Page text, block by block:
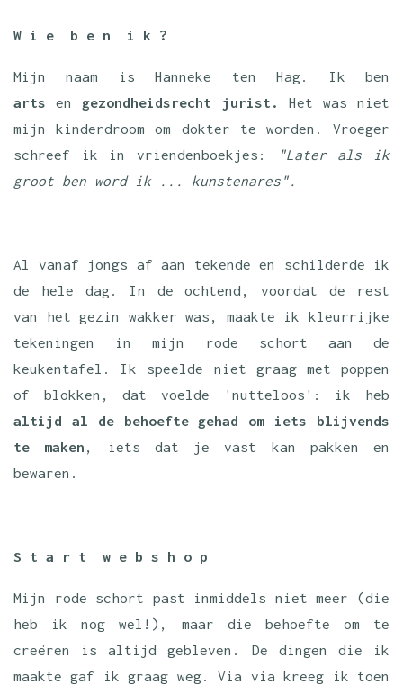
W i e b e n i k ?
Mijn naam is Hanneke ten Hag. Ik ben
artsen gezondheidsrecht jurist.
Het was niet
mijn kinderdroom om dokter te worden. Vroeger
schreef ik in vriendenboekjes:
"Later als ik
groot ben word ik ... kunstenares".
Al vanaf jongs af aan tekende en schilderde ik
de hele dag. In de ochtend, voordat de rest
van het gezin wakker was, maakte ik kleurrijke
tekeningen in mijn rode schort aan de
keukentafel. Ik speelde niet graag met poppen
of blokken, dat voelde 'nutteloos': ik heb
altijd al de behoefte gehad om iets blijvends
te maken , iets dat je vast kan pakken en
bewaren.
S t a r t w e b s h o p
Mijn rode schort past inmiddels niet meer (die
heb ik nog wel!), maar die behoefte om te
creëren is altijd gebleven. De dingen die ik
maakte gaf ik graag weg. Via via kreeg ik toen